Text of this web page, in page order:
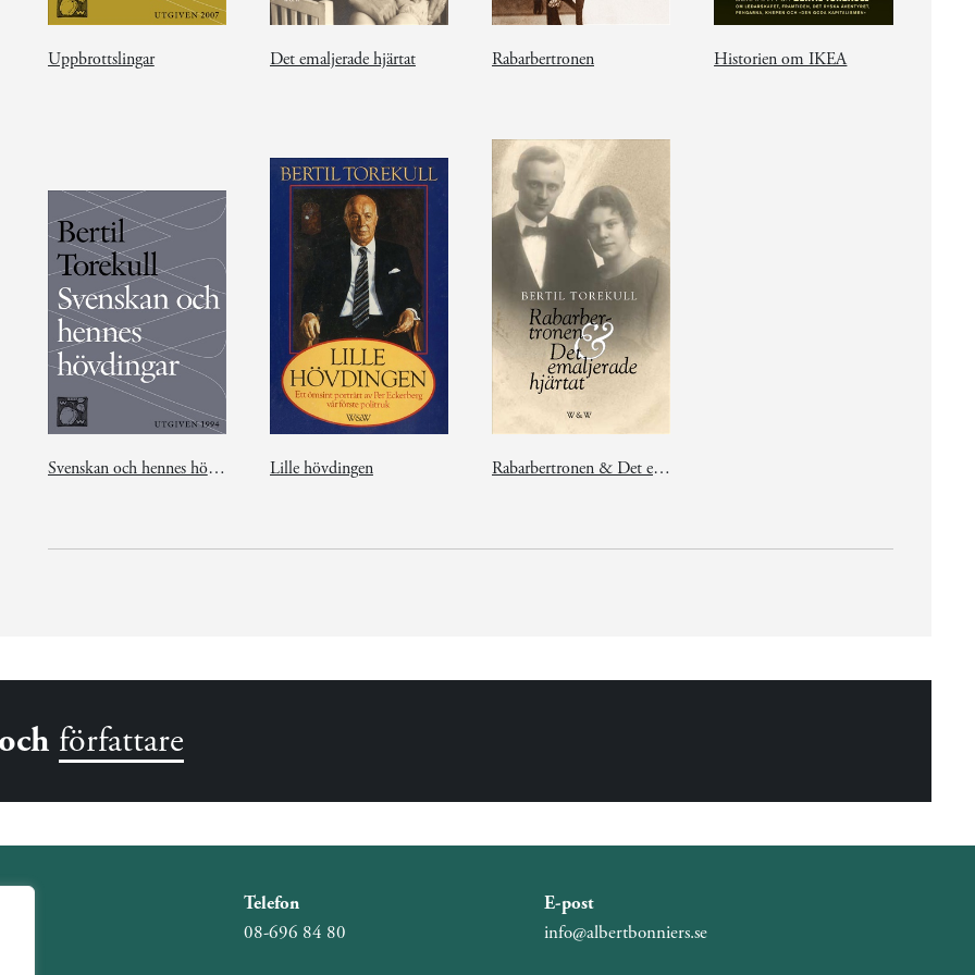
Uppbrottslingar Det emaljerade hjärtat Rabarbertronen Historien om IKEA
Svenskan och hennes hövdingar Lille hövdingen Rabarbertronen & Det emaljerade hjärtat
författare
Telefon
08-696 84 80
E-post
info@albertbonniers.se